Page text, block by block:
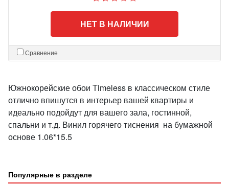
НЕТ В НАЛИЧИИ
Сравнение
Южнокорейские обои Timeless в классическом стиле
отлично впишутся в интерьер вашей квартиры и
идеально подойдут для вашего зала, гостинной,
спальни и т.д. Винил горячего тиснения на бумажной
основе 1.06*15.5
Популярные в разделе